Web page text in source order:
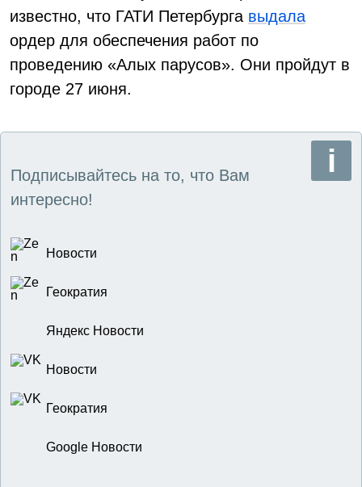
известно, что ГАТИ Петербурга выдала
ордер для обеспечения работ по
проведению «Алых парусов». Они пройдут в
городе 27 июня.
Подписывайтесь на то, что Вам
интересно!
Новости
Геократия
Яндекс Новости
Новости
Геократия
Google Новости